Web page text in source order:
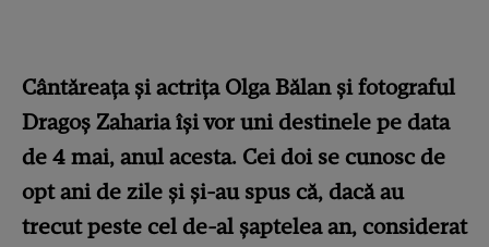
Cântăreața și actrița Olga Bălan și fotograful
Dragoș Zaharia își vor uni destinele pe data
de 4 mai, anul acesta. Cei doi se cunosc de
opt ani de zile și și-au spus că, dacă au
trecut peste cel de-al șaptelea an, considerat